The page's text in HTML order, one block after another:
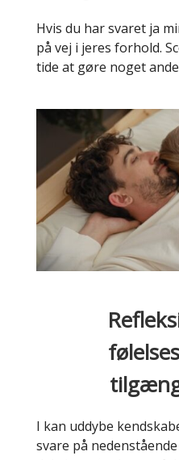
Hvis du har svaret ja
på vej i jeres forhold.
tide at gøre noget
I kan uddybe
svare på